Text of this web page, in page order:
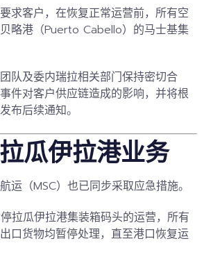
求客户，在恢复正常运营前，所有空
略港（Puerto Cabello）的马士基集
队及委内瑞拉相关部门保持密切合
件对客户供应链造成的影响，并将根
布后续通知。
瓜伊拉港业务
运（MSC）也已同步采取应急措施。
拉瓜伊拉港集装箱码头的运营，所有
口货物均暂停处理，直至港口恢复运